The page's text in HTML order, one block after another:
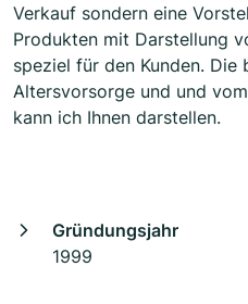
Verkauf sondern eine
Produkten mit Darstellung
speziel für den Kunden. Die
Altersvorsorge und und
kann ich Ihnen darstellen.
Gründungsjahr
1999